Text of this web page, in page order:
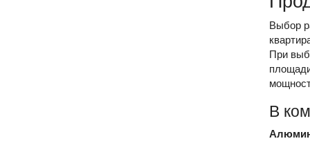
Выбор
При
В